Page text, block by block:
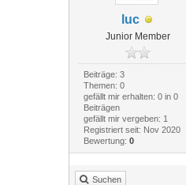
luc
Junior Member
Beiträge: 3
Themen: 0
gefällt mir erhalten: 0 in 0
Beiträgen
gefällt mir vergeben: 1
Registriert seit: Nov 2020
Bewertung: 0
Suchen